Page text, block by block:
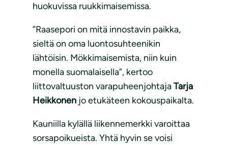
huokuvissa ruukkimaisemissa.
”Raasepori on mitä innostavin paikka,
sieltä on oma luontosuhteenikin
lähtöisin. Mökkimaisemista, niin kuin
monella suomalaisella”, kertoo
liittovaltuuston varapuheenjohtajaTarja
Heikkonen jo etukäteen kokouspaikalta.
Kauniilla kylällä liikennemerkki varoittaa
sorsapoikueista. Yhtä hyvin se voisi